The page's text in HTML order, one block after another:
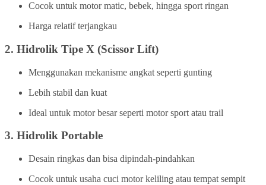
Cocok untuk motor matic, bebek, hingga sport ringan
Harga relatif terjangkau
2. Hidrolik Tipe X (Scissor Lift)
Menggunakan mekanisme angkat seperti gunting
Lebih stabil dan kuat
Ideal untuk motor besar seperti motor sport atau trail
3. Hidrolik Portable
Desain ringkas dan bisa dipindah-pindahkan
Cocok untuk usaha cuci motor keliling atau tempat sempit